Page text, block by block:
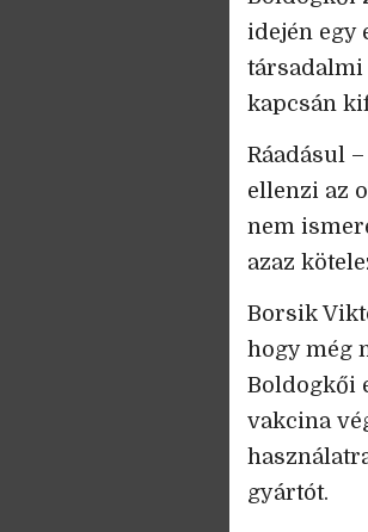
idején egy
társadalmi
kapcsán
Ráadásul
ellenzi az
nem
azaz
Borsik
hogy még
Boldogkői
vakcina
gyártót.